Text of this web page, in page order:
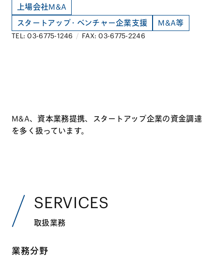
上場会社M&A
スタートアップ・ベンチャー企業支援
M&A等
TEL: 03-6775-1246 / FAX: 03-6775-2246
M&A、資本業務提携、スタートアップ企業の資金調達
を多く扱っています。
SERVICES
取扱業務
業務分野